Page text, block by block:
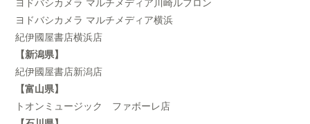
ヨドバシカメラ マルチメディア川崎ルフロン
ヨドバシカメラ マルチメディア横浜
紀伊國屋書店横浜店
【新潟県】
紀伊國屋書店新潟店
【富山県】
トオンミュージック ファボーレ店